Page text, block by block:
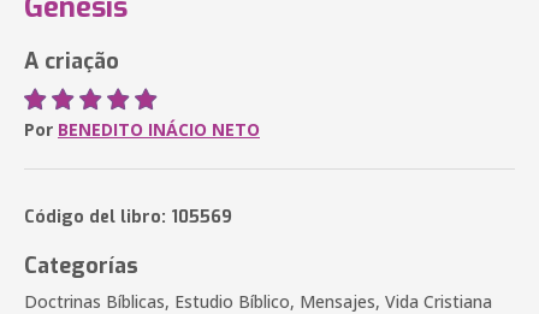
A criação
Por BENEDITO INÁCIO NETO
Código del libro: 105569
Categorías
Doctrinas Bíblicas, Estudio Bíblico, Mensajes, Vida Cristiana